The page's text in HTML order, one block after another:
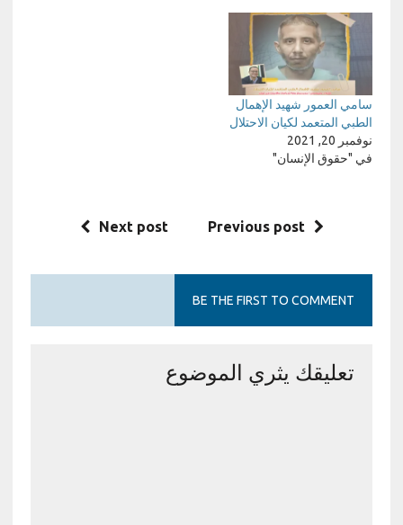
سامي العمور شهيد الإهمال
الطبي المتعمد لكيان الاحتلال
نوفمبر 20, 2021
في "حقوق الإنسان"
Previous post
Next post
BE THE FIRST TO COMMENT
تعليقك يثري الموضوع